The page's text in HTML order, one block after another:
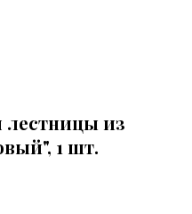
лестницы из
1 шт.